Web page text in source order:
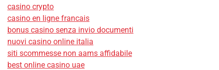
casino crypto
casino en ligne francais
bonus casino senza invio documenti
nuovi casino online italia
siti scommesse non aams affidabile
best online casino uae